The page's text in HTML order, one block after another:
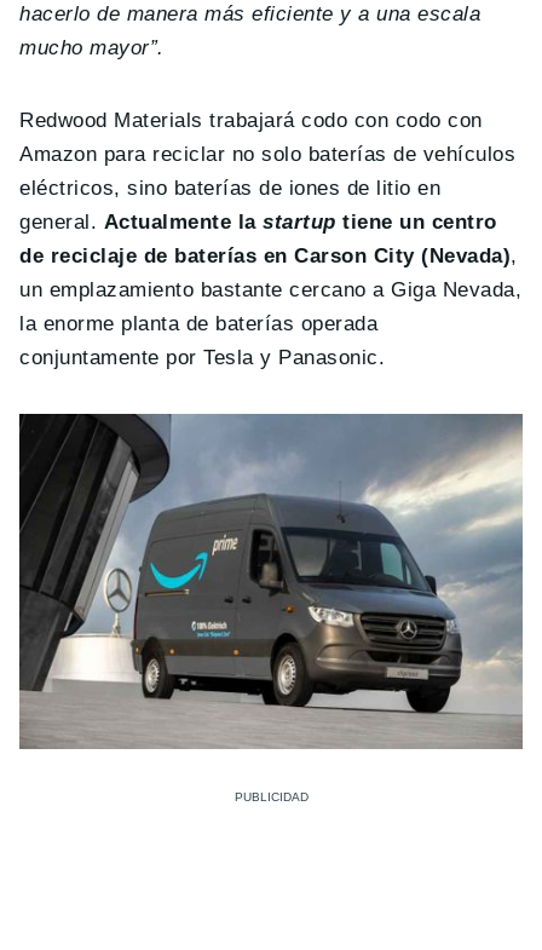
hacerlo de manera más eficiente y a una escala
mucho mayor”.
Redwood Materials trabajará codo con codo con
Amazon para reciclar no solo baterías de vehículos
eléctricos, sino baterías de iones de litio en
general. Actualmente lastartup tiene un centro
de reciclaje de baterías en Carson City (Nevada),
un emplazamiento bastante cercano a Giga Nevada,
la enorme planta de baterías operada
conjuntamente por Tesla y Panasonic.